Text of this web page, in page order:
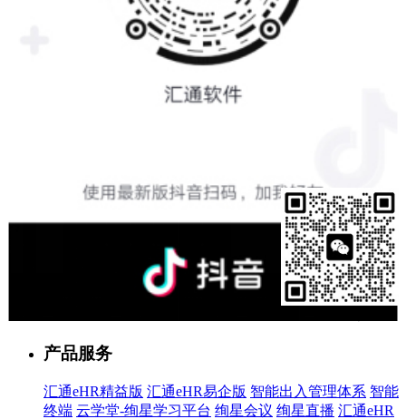
产品服务
汇通eHR精益版 汇通eHR易企版 智能出入管理体系 智能
终端 云学堂-绚星学习平台 绚星会议 绚星直播 汇通eHR